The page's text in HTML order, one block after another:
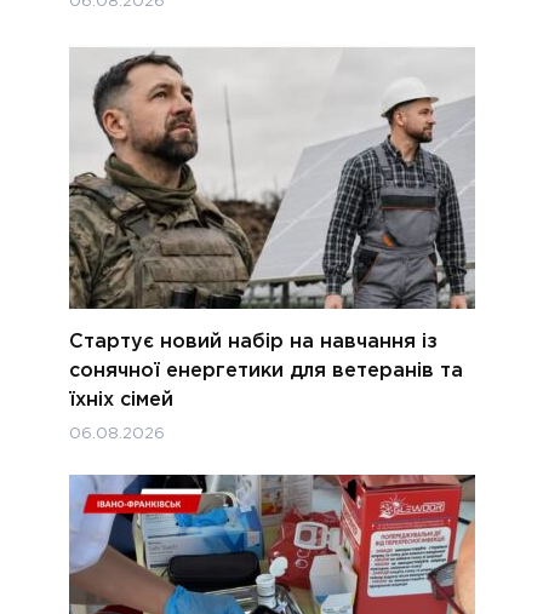
Стартує новий набір на навчання із
сонячної енергетики для ветеранів та
їхніх сімей
06.08.2026